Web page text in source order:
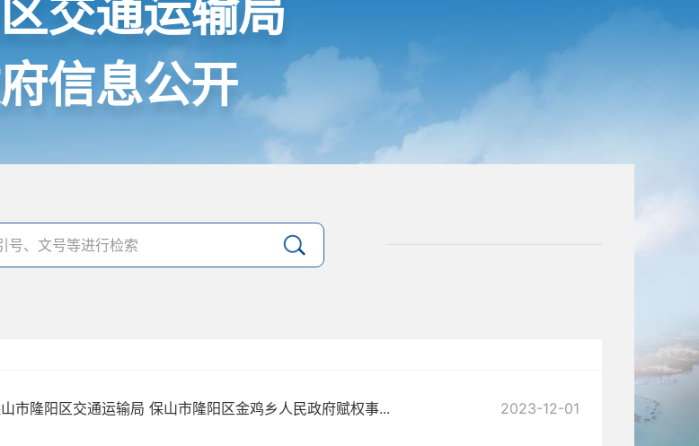
交通运输局
信息公开
市隆阳区交通运输局 保山市隆阳区金鸡乡人民政府赋权事... 2023-12-01